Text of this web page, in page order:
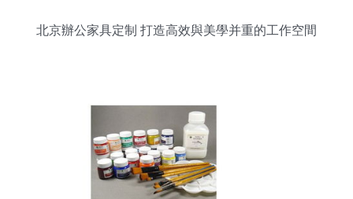
北京辦公家具定制 打造高效與美學并重的工作空間